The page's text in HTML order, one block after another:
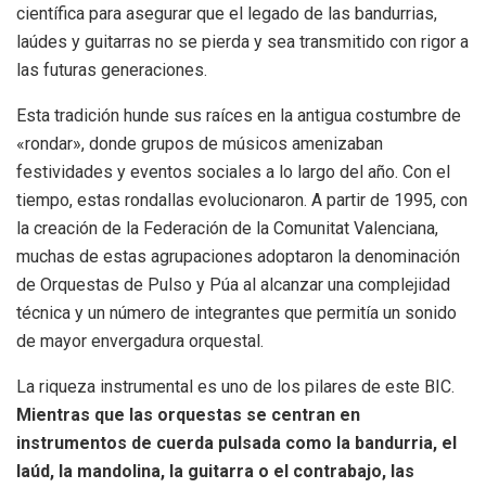
científica para asegurar que el legado de las bandurrias,
laúdes y guitarras no se pierda y sea transmitido con rigor a
las futuras generaciones.
Esta tradición hunde sus raíces en la antigua costumbre de
«rondar», donde grupos de músicos amenizaban
festividades y eventos sociales a lo largo del año. Con el
tiempo, estas rondallas evolucionaron. A partir de 1995, con
la creación de la Federación de la Comunitat Valenciana,
muchas de estas agrupaciones adoptaron la denominación
de Orquestas de Pulso y Púa al alcanzar una complejidad
técnica y un número de integrantes que permitía un sonido
de mayor envergadura orquestal.
La riqueza instrumental es uno de los pilares de este BIC.
Mientras que las orquestas se centran en
instrumentos de cuerda pulsada como la bandurria, el
laúd, la mandolina, la guitarra o el contrabajo, las